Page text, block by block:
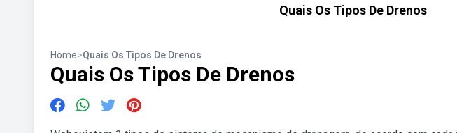
Quais Os Tipos De Drenos
Home>Quais Os Tipos De Drenos
Quais Os Tipos De Drenos